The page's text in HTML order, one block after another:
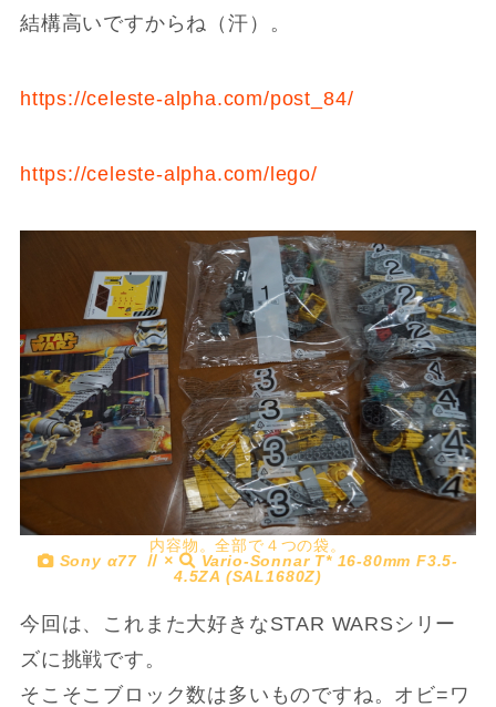
結構高いですからね（汗）。
https://celeste-alpha.com/post_84/
https://celeste-alpha.com/lego/
内容物。全部で４つの袋。
Sony α77 Ⅱ ×
Vario-Sonnar T* 16-80mm F3.5-
4.5ZA (SAL1680Z)
今回は、これまた大好きなSTAR WARSシリー
ズに挑戦です。
そこそこブロック数は多いものですね。オビ=ワ